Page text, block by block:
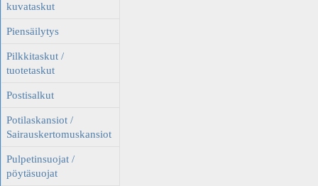
kuvataskut
Piensäilytys
Pilkkitaskut /
tuotetaskut
Postisalkut
Potilaskansiot /
Sairauskertomuskansiot
Pulpetinsuojat /
pöytäsuojat